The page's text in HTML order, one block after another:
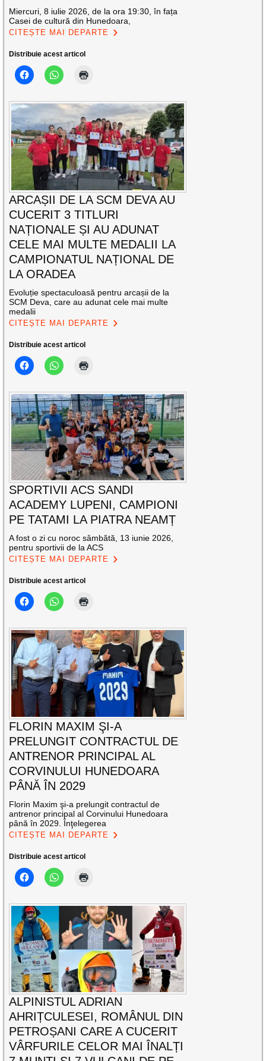
Miercuri, 8 iulie 2026, de la ora 19:30, în fața
Casei de cultură din Hunedoara,
CITEȘTE MAI DEPARTE
Distribuie acest articol
ARCAȘII DE LA SCM DEVA AU
CUCERIT 3 TITLURI
NAȚIONALE ȘI AU ADUNAT
CELE MAI MULTE MEDALII LA
CAMPIONATUL NAȚIONAL DE
LA ORADEA
Evoluție spectaculoasă pentru arcașii de la
SCM Deva, care au adunat cele mai multe
medalii
CITEȘTE MAI DEPARTE
Distribuie acest articol
SPORTIVII ACS SANDI
ACADEMY LUPENI, CAMPIONI
PE TATAMI LA PIATRA NEAMȚ
A fost o zi cu noroc sâmbătă, 13 iunie 2026,
pentru sportivii de la ACS
CITEȘTE MAI DEPARTE
Distribuie acest articol
FLORIN MAXIM ŞI-A
PRELUNGIT CONTRACTUL DE
ANTRENOR PRINCIPAL AL
CORVINULUI HUNEDOARA
PÂNĂ ÎN 2029
Florin Maxim şi-a prelungit contractul de
antrenor principal al Corvinului Hunedoara
până în 2029. Înţelegerea
CITEȘTE MAI DEPARTE
Distribuie acest articol
ALPINISTUL ADRIAN
AHRIȚCULESEI, ROMÂNUL DIN
PETROȘANI CARE A CUCERIT
VÂRFURILE CELOR MAI ÎNALȚI